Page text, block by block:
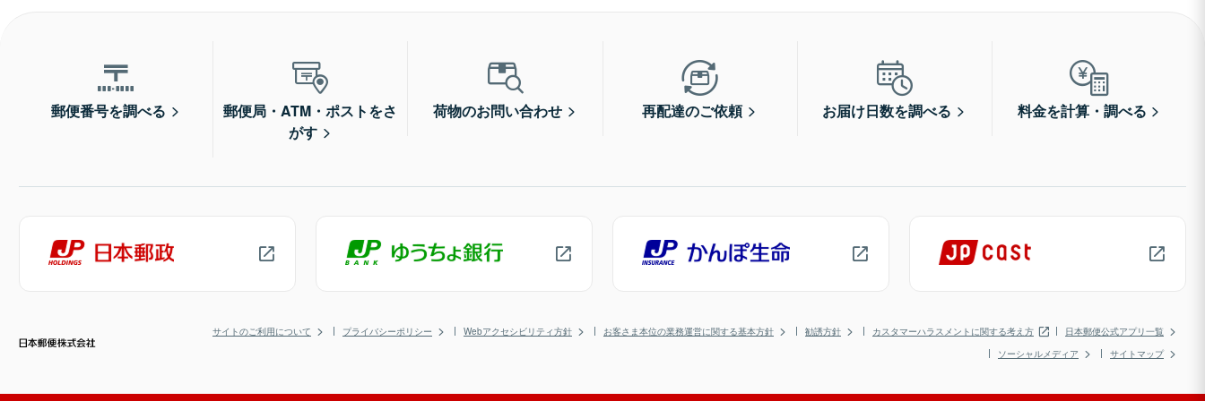
郵便番号を調べる
郵便局・ATM・ポストをさ
がす
荷物のお問い合わせ 再配達のご依頼 お届け日数を調べる 料金を計算・調べる
サイトのご利用について プライバシーポリシー Webアクセシビリティ方針 お客さま本位の業務運営に関する基本方針 勧誘方針 カスタマーハラスメントに関する考え方
日本郵便公式アプリ一覧
ソーシャルメディア
サイトマップ